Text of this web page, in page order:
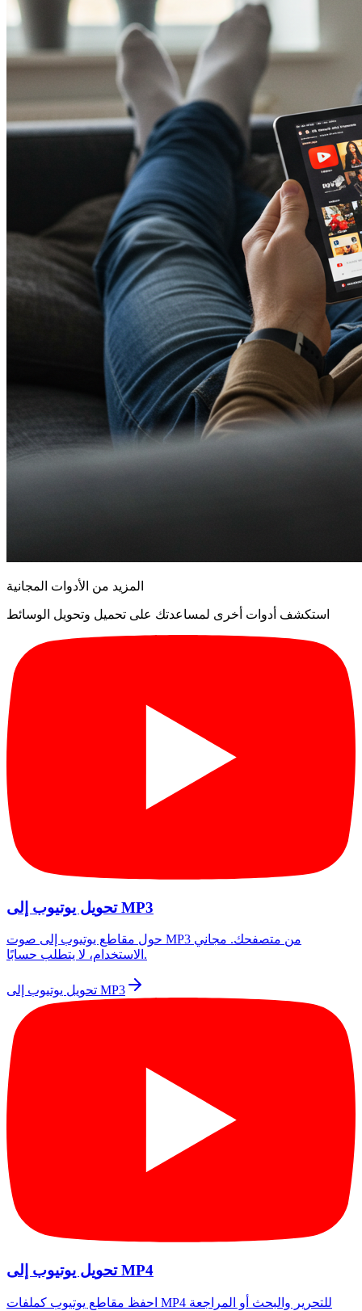
المزيد من الأدوات المجانية
استكشف أدوات أخرى لمساعدتك على تحميل وتحويل الوسائط
تحويل يوتيوب إلى MP3
حول مقاطع يوتيوب إلى صوت MP3 من متصفحك. مجاني
الاستخدام، لا يتطلب حسابًا.
تحويل يوتيوب إلى MP3
تحويل يوتيوب إلى MP4
احفظ مقاطع يوتيوب كملفات MP4 للتحرير والبحث أو المراجعة